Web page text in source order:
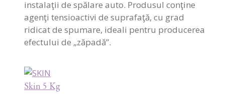
instalaţii de spălare auto. Produsul conţine
agenţi tensioactivi de suprafaţă, cu grad
ridicat de spumare, ideali pentru producerea
efectului de „zăpadă”.
Skin 5 Kg